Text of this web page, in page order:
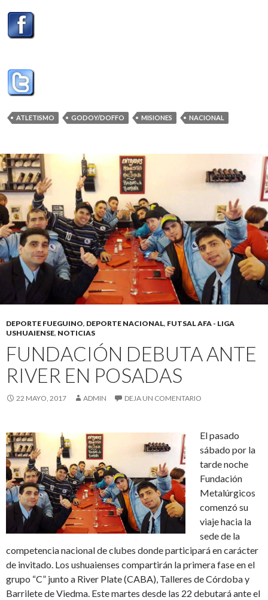
ATLETISMO GODOY/DOFFO MISIONES NACIONAL
DEPORTE FUEGUINO, DEPORTE NACIONAL, FUTSAL AFA - LIGA
USHUAIENSE, NOTICIAS
FUNDACIÓN DEBUTA ANTE
RIVER EN POSADAS
22 MAYO, 2017 ADMIN DEJA UN COMENTARIO
El pasado
sábado por la
tarde noche
Fundación
Metalúrgicos
comenzó su
viaje hacia la
sede de la
competencia nacional de clubes donde participará en carácter
de invitado. Los ushuaienses compartirán la primera fase en el
grupo “C” junto a River Plate (CABA), Talleres de Córdoba y
Barrilete de Viedma. Este martes desde las 22 debutará ante el